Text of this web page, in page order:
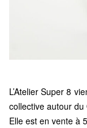
L’Atelier Super 8
collective autour du
Elle est en vente à